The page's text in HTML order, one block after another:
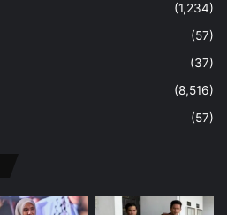
(1,234)
(57)
(37)
(8,516)
(57)